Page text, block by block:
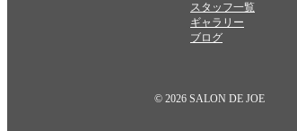
スタッフ一覧
ギャラリー
ブログ
© 2026 SALON DE JOE